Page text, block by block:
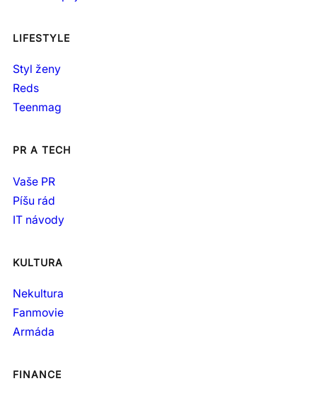
LIFESTYLE
Styl ženy
Reds
Teenmag
PR A TECH
Vaše PR
Píšu rád
IT návody
KULTURA
Nekultura
Fanmovie
Armáda
FINANCE